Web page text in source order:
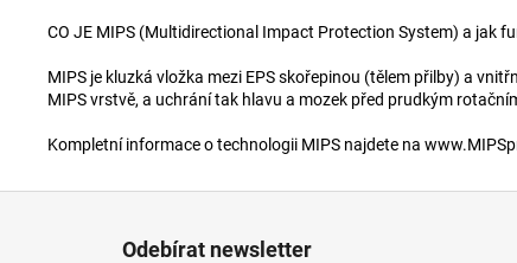
CO JE MIPS (Multidirectional Impact Protection System) a jak
MIPS je kluzká vložka mezi EPS skořepinou (tělem přilby) a
MIPS vrstvě, a uchrání tak hlavu a mozek před prudkým
Kompletní informace o technologii MIPS najdete na
Odebírat newsletter